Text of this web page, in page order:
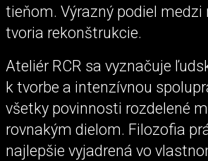
tieňom. Výrazný podiel medzi
tvoria rekonštrukcie.
Ateliér RCR sa vyznačuje
k tvorbe a intenzívnou
všetky povinnosti rozdelené
rovnakým dielom. Filozofia
najlepšie vyjadrená vo